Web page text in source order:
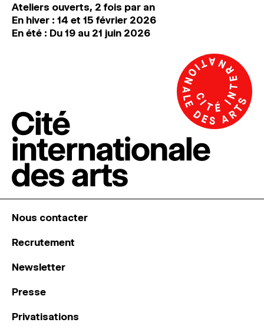
Ateliers ouverts, 2 fois par an
En hiver : 14 et 15 février 2026
En été : Du 19 au 21 juin 2026
Nous contacter
Recrutement
Newsletter
Presse
Privatisations